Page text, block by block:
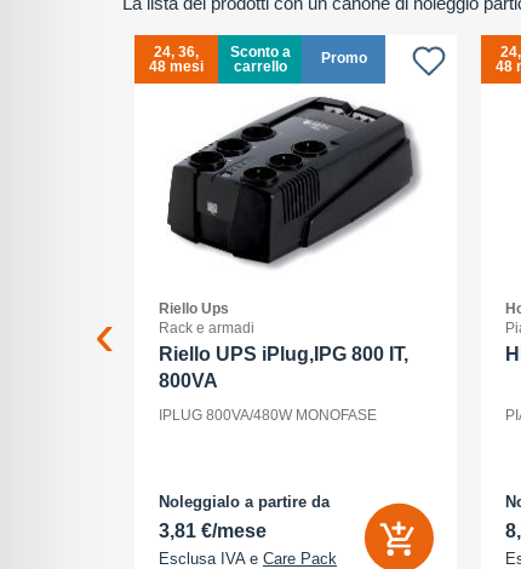
24, 36,
48 mesi
Sconto a
carrello
Promo
Riello Ups
Rack e armadi
Riello UPS iPlug,IPG 800 IT,
800VA
IPLUG 800VA/480W MONOFASE
Noleggialo a partire da
3,81 €/mese
Esclusa IVA e Care Pack
48